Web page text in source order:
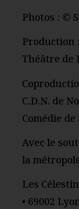
Photos : ©
Production
Théâtre de
C.D.N. de
Comédie
Avec le
la
Les
• 69002